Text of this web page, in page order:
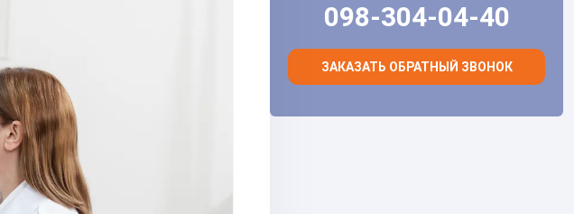
098-304-04-40
ЗАКАЗАТЬ ОБРАТНЫЙ ЗВОНОК